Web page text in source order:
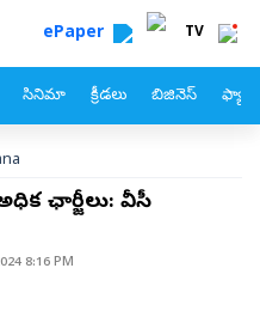
ePaper TV
సినిమా క్రీడలు బిజినెస్
ఛార్జీలు: వీసీ
8:16 PM